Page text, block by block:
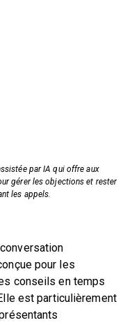
par IA qui offre aux
gérer les objections et rester
les appels.
pour les
conseils en temps
est particulièrement